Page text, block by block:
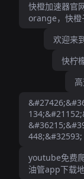
快橙加速器官
orange，快橙
欢迎来
快柠
448;&#32593;
youtube免费
油管app下载